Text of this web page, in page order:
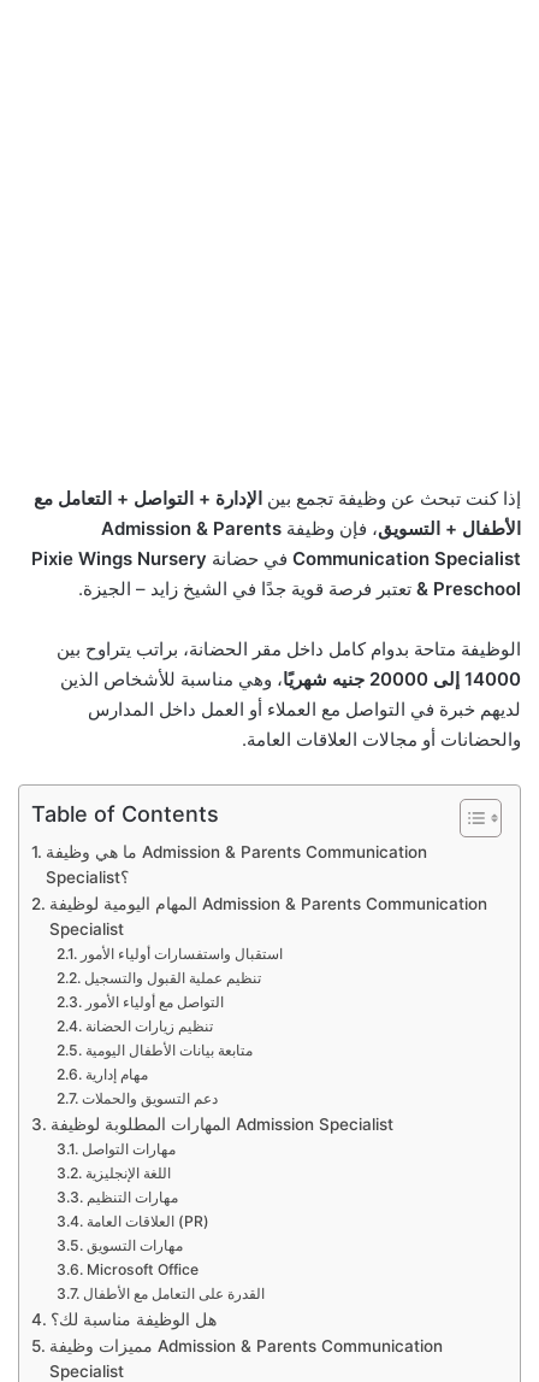
إذا كنت تبحث عن وظيفة تجمع بين الإدارة + التواصل + التعامل مع
الأطفال + التسويق، فإن وظيفة Admission & Parents
Communication Specialist في حضانة Pixie Wings Nursery
& Preschool تعتبر فرصة قوية جدًا في الشيخ زايد – الجيزة.
الوظيفة متاحة بدوام كامل داخل مقر الحضانة، براتب يتراوح بين
14000 إلى 20000 جنيه شهريًا
، وهي مناسبة للأشخاص الذين
لديهم خبرة في التواصل مع العملاء أو العمل داخل المدارس
والحضانات أو مجالات العلاقات العامة.
Table of Contents
ما هي وظيفة Admission & Parents Communication
Specialist؟
المهام اليومية لوظيفة Admission & Parents Communication
Specialist
استقبال واستفسارات أولياء الأمور
تنظيم عملية القبول والتسجيل
التواصل مع أولياء الأمور
تنظيم زيارات الحضانة
متابعة بيانات الأطفال اليومية
مهام إدارية
دعم التسويق والحملات
المهارات المطلوبة لوظيفة Admission Specialist
مهارات التواصل
اللغة الإنجليزية
مهارات التنظيم
العلاقات العامة (PR)
مهارات التسويق
Microsoft Office
القدرة على التعامل مع الأطفال
هل الوظيفة مناسبة لك؟
مميزات وظيفة Admission & Parents Communication
Specialist